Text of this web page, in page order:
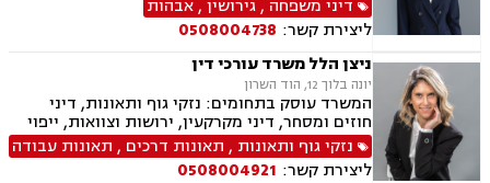
חלוקת רכוש, מעמד אישי, תיאום הורי, חטיפת ילדים,
זמני שהות, ניכור הורי, פלילי, עבירות מין, הטרדה
מינית, מחיקת רישום פלילי, אלימות במשפחה, ייצוג
קטינים, ירושות וצוואות, לשון הרע.
דיני משפחה ,גירושין,אבהות
ליצירת קשר: 0508004738
ניצן הלל משרד עורכי דין
יונה בלוך 12, הוד השרון
המשרד עוסק בתחומים: נזקי גוף ותאונות, דיני
חוזים ומסחר, דיני מקרקעין, ירושות וצוואות, ייפוי
כוח מתמשך
נזקי גוף ותאונות , תאונות דרכים , תאונות עבודה
ליצירת קשר: 0508004921